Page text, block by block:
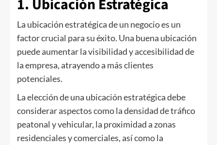
1. Ubicación Estratégica
La ubicación estratégica de un negocio es un
factor crucial para su éxito. Una buena ubicación
puede aumentar la visibilidad y accesibilidad de
la empresa, atrayendo a más clientes
potenciales.
La elección de una ubicación estratégica debe
considerar aspectos como la densidad de tráfico
peatonal y vehicular, la proximidad a zonas
residenciales y comerciales, así como la